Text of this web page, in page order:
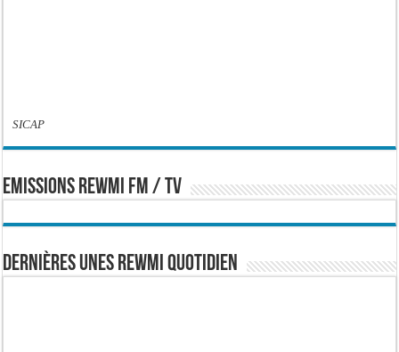
SICAP
EMISSIONS REWMI FM / TV
Dernières Unes Rewmi Quotidien